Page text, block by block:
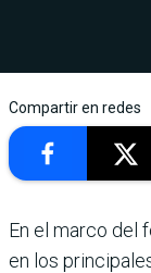
Compartir en redes
En el marco del
en los